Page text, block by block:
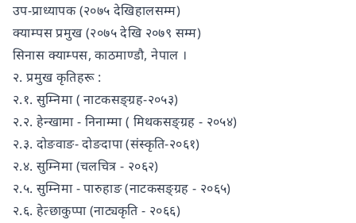
उप-प्राध्यापक (२०७५ देखिहालसम्म)
क्याम्पस प्रमुख (२०७५ देखि २०७९ सम्म)
सिनास क्याम्पस, काठमाण्डौ, नेपाल ।
२. प्रमुख कृतिहरू :
२.१. सुम्निमा ( नाटकसङ्ग्रह-२०५३)
२.२. हेन्खामा - निनाम्मा ( मिथकसङ्ग्रह - २०५४)
२.३. दोङवाङ- दोङदापा (संस्कृति-२०६१)
२.४. सुम्निमा (चलचित्र - २०६२)
२.५. सुम्निमा - पारुहाङ (नाटकसङ्ग्रह - २०६५)
२.६. हेत्छाकुप्पा (नाट्यकृति - २०६६)